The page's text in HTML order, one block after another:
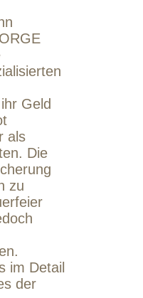
Geld
als
Die
zu
im Detail
der